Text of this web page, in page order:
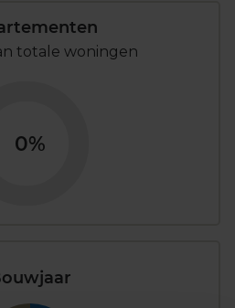
totale woningen
0%